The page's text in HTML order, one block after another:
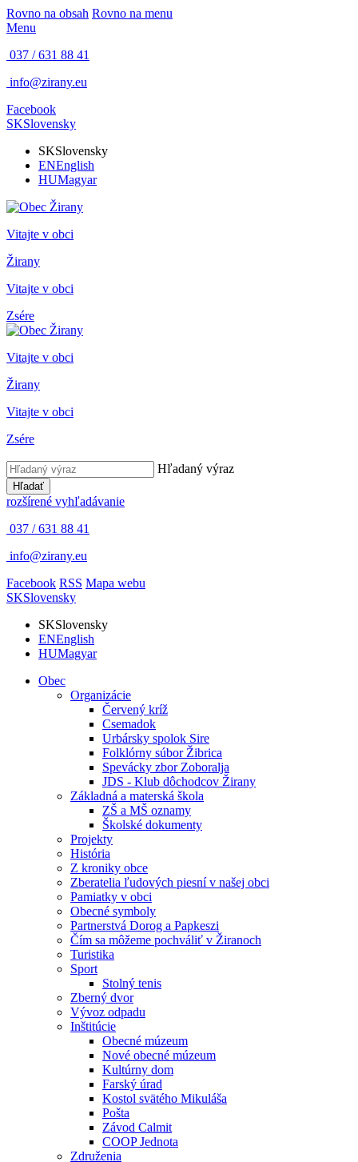
Rovno na obsah Rovno na menu
Menu
037 / 631 88 41
info@zirany.eu
Facebook
SKSlovensky
SKSlovensky
ENEnglish
HUMagyar
Vitajte v obci
Žirany
Vitajte v obci
Zsére
Vitajte v obci
Žirany
Vitajte v obci
Zsére
Hľadaný výraz
Hľadať
rozšírené vyhľadávanie
037 / 631 88 41
info@zirany.eu
Facebook RSS Mapa webu
SKSlovensky
SKSlovensky
ENEnglish
HUMagyar
Obec
Organizácie
Červený kríž
Csemadok
Urbársky spolok Sire
Folklórny súbor Žibrica
Spevácky zbor Zoboralja
JDS - Klub dôchodcov Žirany
Základná a materská škola
ZŠ a MŠ oznamy
Školské dokumenty
Projekty
História
Z kroniky obce
Zberatelia ľudových piesní v našej obci
Pamiatky v obci
Obecné symboly
Partnerstvá Dorog a Papkeszi
Čím sa môžeme pochváliť v Žiranoch
Turistika
Sport
Stolný tenis
Zberný dvor
Vývoz odpadu
Inštitúcie
Obecné múzeum
Nové obecné múzeum
Kultúrny dom
Farský úrad
Kostol svätého Mikuláša
Pošta
Závod Calmit
COOP Jednota
Združenia